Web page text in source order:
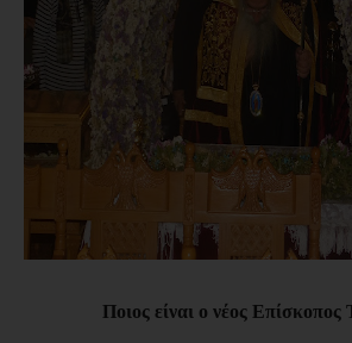
Ποιος είναι ο νέος Επίσκοπος